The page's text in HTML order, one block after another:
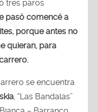
tres paros
pasó comencé a
porque antes no
quieran, para
se encuentra
, “Las Bandalas”